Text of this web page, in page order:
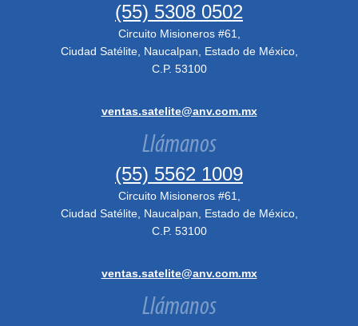
(55) 5308 0502
Circuito Misioneros #61,
Ciudad Satélite, Naucalpan, Estado de México,
C.P. 53100
ventas.satelite@anv.com.mx
Llámanos
(55) 5562 1009
Circuito Misioneros #61,
Ciudad Satélite, Naucalpan, Estado de México,
C.P. 53100
ventas.satelite@anv.com.mx
Llámanos